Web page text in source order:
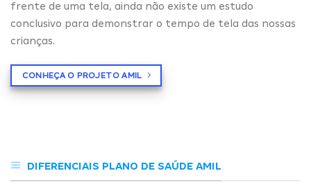
frente de uma tela, ainda não existe um estudo
conclusivo para demonstrar o tempo de tela das nossas
crianças.
CONHEÇA O PROJETO AMIL
DIFERENCIAIS PLANO DE SAÚDE AMIL